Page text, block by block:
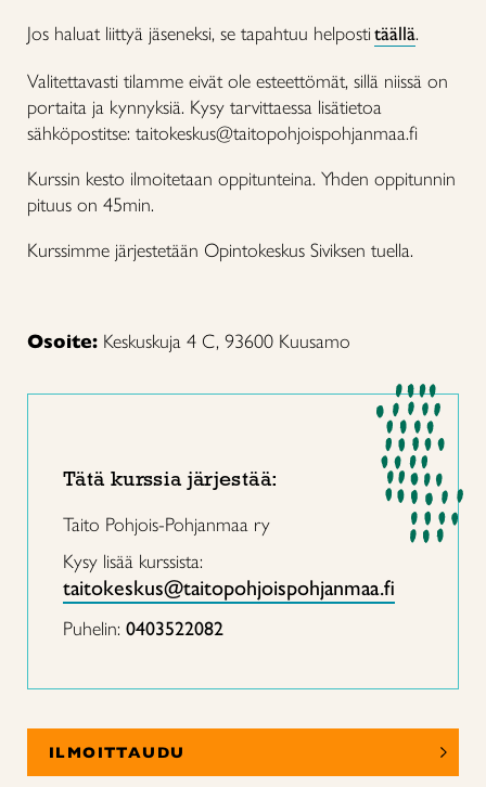
Jos haluat liittyä jäseneksi, se tapahtuu helpostitäällä.
Valitettavasti tilamme eivät ole esteettömät, sillä niissä on
portaita ja kynnyksiä. Kysy tarvittaessa lisätietoa
sähköpostitse: taitokeskus@taitopohjoispohjanmaa.fi
Kurssin kesto ilmoitetaan oppitunteina. Yhden oppitunnin
pituus on 45min.
Kurssimme järjestetään Opintokeskus Siviksen tuella.
Osoite: Keskuskuja 4 C, 93600 Kuusamo
Tätä kurssia järjestää:
Taito Pohjois-Pohjanmaa ry
Kysy lisää kurssista:
taitokeskus@taitopohjoispohjanmaa.fi
Puhelin: 0403522082
ILMOITTAUDU